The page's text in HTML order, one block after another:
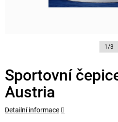
1/3
Sportovní
Austria
Detailní informace